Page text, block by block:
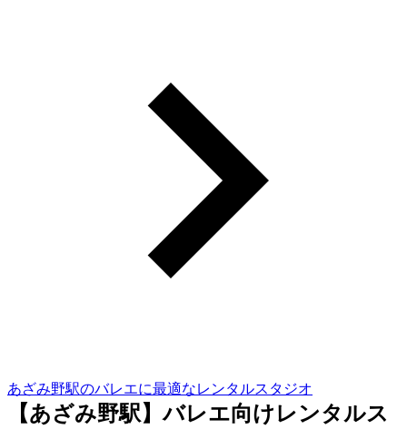
あざみ野駅のバレエに最適なレンタルスタジオ
【あざみ野駅】バレエ向けレンタルス